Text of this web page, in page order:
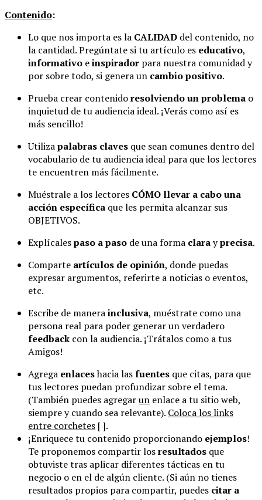
Contenido:
Lo que nos importa es la CALIDAD del contenido, no
la cantidad. Pregúntate si tu artículo es educativo,
informativo einspirador para nuestra comunidad y
por sobre todo, si genera un cambio positivo.
Prueba crear contenidoresolviendo un problema o
inquietud de tu audiencia ideal. ¡Verás como así es
más sencillo!
Utilizapalabras claves que sean comunes dentro del
vocabulario de tu audiencia ideal para que los lectores
te encuentren más fácilmente.
Muéstrale a los lectores CÓMO llevar a cabo una
acción específica que les permita alcanzar sus
OBJETIVOS.
Explícalespaso a paso de una forma clarayprecisa.
Comparte artículos de opinión, donde puedas
expresar argumentos, referirte a noticias o eventos,
etc.
Escribe de manerainclusiva, muéstrate como una
persona real para poder generar un verdadero
feedback con la audiencia. ¡Trátalos como a tus
Amigos!
Agrega enlaceshacia lasfuentes que citas, para que
tus lectores puedan profundizar sobre el tema.
(También puedes agregarun enlace a tu sitio web,
siempre y cuando sea relevante). Coloca los links
entre corchetes [ ].
¡Enriquece tu contenido proporcionando ejemplos!
Te proponemos compartir losresultados que
obtuviste tras aplicar diferentes tácticas en tu
negocio o en el de algún cliente. (Si aún no tienes
resultados propios para compartir, puedes citar a